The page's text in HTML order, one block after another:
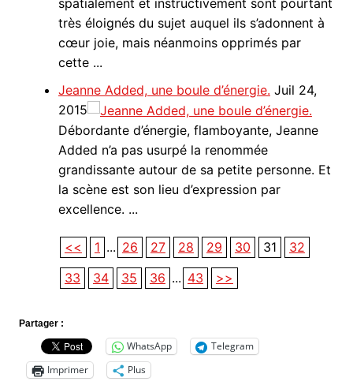
très éloignés du sujet auquel ils s’adonnent à
cœur joie, mais néanmoins opprimés par
cette ...
Jeanne Added, une boule d’énergie. Juil 24,
2015
Débordante d’énergie, flamboyante, Jeanne
Added n’a pas usurpé la renommée
grandissante autour de sa petite personne. Et
la scène est son lieu d’expression par
excellence. ...
<< 1 ... 26 27 28 29 30 31
32
33
34 35 36 ... 43 >>
Partager :
WhatsApp
Telegram
Imprimer
Plus